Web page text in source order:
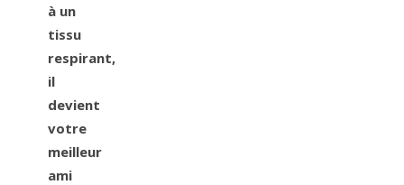
à un
tissu
respirant,
il
devient
votre
meilleur
ami